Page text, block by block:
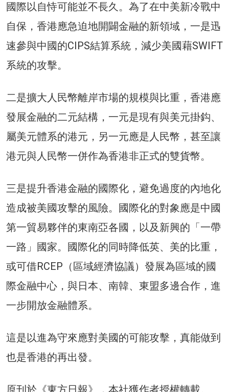
國際以自恃可能並不長久。為了在中美新冷戰中
自保，香港應急迫地開闢金融的新領域，一是迅
速參與中國的CIPS結算系統，減少美國藉SWIFT
系統的攻擊。
二是擴大人民幣離岸市場的規模與比重，香港應
發展金融的二元結構，一元是現有與美元掛鈎、
屬美元體系的港元，另一元應是人民幣，甚至讓
港元與人民幣一併作為香港非正式的雙貨幣。
三是提升香港金融的國際化，避免過度的內地化
造成被美國攻擊的風險。國際化的對象應是中國
第一貿易夥伴的東南亞各國，以及新興的「一帶
一路」國家。國際化的同時降低英、美的比重，
或可借RCEP（區域經濟協議）發展為區域的國
際金融中心，與日本、南韓、東盟多邊合作，進
一步開放金融體系。
這是以進為守來應對美國的可能攻擊，真能做到
也是香港的再出發。